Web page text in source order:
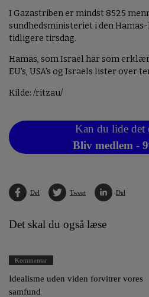
I Gazastriben er mindst 8525
sundhedsministeriet i den
tidligere tirsdag.
Hamas, som Israel har som
EU's, USA's og Israels lister over
Kilde: /ritzau/
Kan du lide det
Bliv medlem -
Del Tweet Del
Det skal du også læse
Kommentar
Idealisme uden viden forvitrer vores
samfund